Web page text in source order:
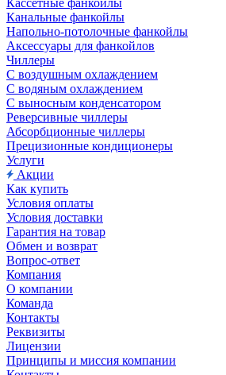
Кассетные фанкойлы
Канальные фанкойлы
Напольно-потолочные фанкойлы
Аксессуары для фанкойлов
Чиллеры
С воздушным охлаждением
С водяным охлаждением
С выносным конденсатором
Реверсивные чиллеры
Абсорбционные чиллеры
Прецизионные кондиционеры
Услуги
Акции
Как купить
Условия оплаты
Условия доставки
Гарантия на товар
Обмен и возврат
Вопрос-ответ
Компания
О компании
Команда
Контакты
Реквизиты
Лицензии
Принципы и миссия компании